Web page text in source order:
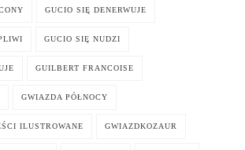
GUCIO SIĘ DENERWUJE
GUCIO SIĘ NUDZI
GUILBERT FRANCOISE
GWIAZDA PÓŁNOCY
ILUSTROWANE GWIAZDKOZAUR